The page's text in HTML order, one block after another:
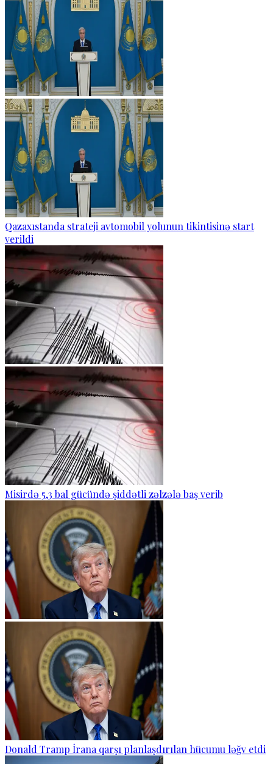
Qazaxıstanda strateji avtomobil yolunun tikintisinə start
verildi
Misirdə 5,3 bal gücündə şiddətli zəlzələ baş verib
Donald Tramp İrana qarşı planlaşdırılan hücumu ləğv etdi